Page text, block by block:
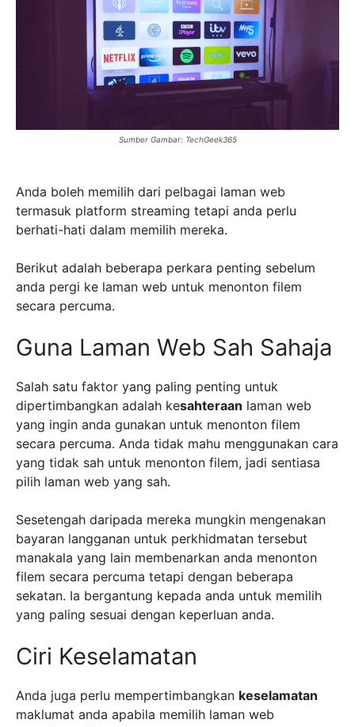
Sumber Gambar: TechGeek365
Anda boleh memilih dari pelbagai laman web
termasuk platform streaming tetapi anda perlu
berhati-hati dalam memilih mereka.
Berikut adalah beberapa perkara penting sebelum
anda pergi ke laman web untuk menonton filem
secara percuma.
Guna Laman Web Sah Sahaja
Salah satu faktor yang paling penting untuk
dipertimbangkan adalah kesahteraan laman web
yang ingin anda gunakan untuk menonton filem
secara percuma. Anda tidak mahu menggunakan cara
yang tidak sah untuk menonton filem, jadi sentiasa
pilih laman web yang sah.
Sesetengah daripada mereka mungkin mengenakan
bayaran langganan untuk perkhidmatan tersebut
manakala yang lain membenarkan anda menonton
filem secara percuma tetapi dengan beberapa
sekatan. Ia bergantung kepada anda untuk memilih
yang paling sesuai dengan keperluan anda.
Ciri Keselamatan
Anda juga perlu mempertimbangkan keselamatan
maklumat anda apabila memilih laman web